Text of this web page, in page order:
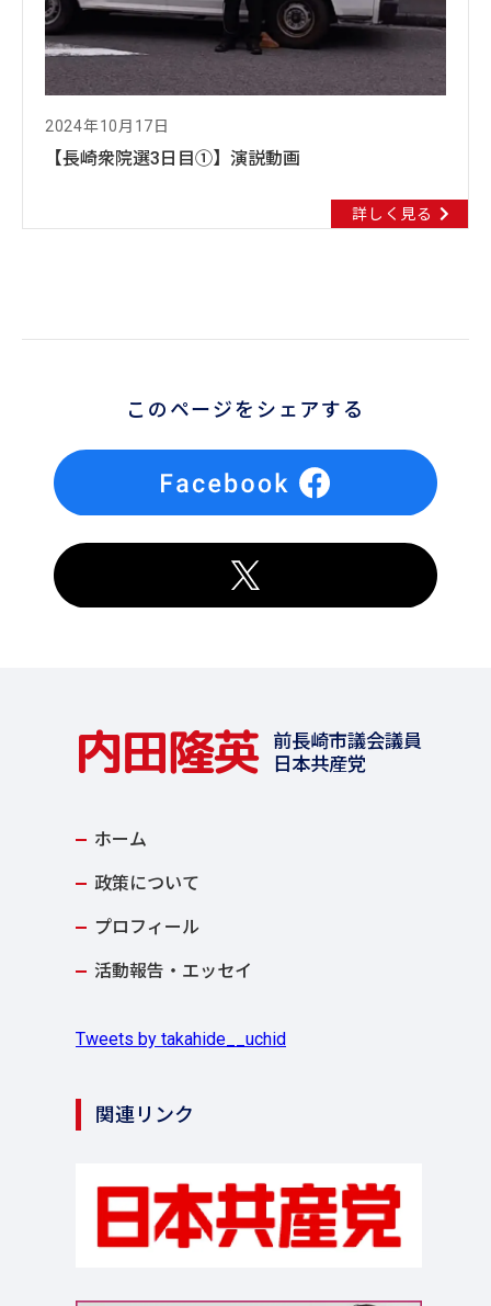
2024年10月17日
【長崎衆院選3日目①】演説動画
詳しく見る
このページをシェアする
内田隆英
前長崎市議会議員
日本共産党
ホーム
政策について
プロフィール
活動報告・エッセイ
Tweets by takahide__uchid
関連リンク